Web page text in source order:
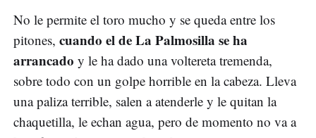
No le permite el toro mucho y se queda entre los
pitones, cuando el de La Palmosilla se ha
arrancado y le ha dado una voltereta tremenda,
sobre todo con un golpe horrible en la cabeza. Lleva
una paliza terrible, salen a atenderle y le quitan la
chaquetilla, le echan agua, pero de momento no va a